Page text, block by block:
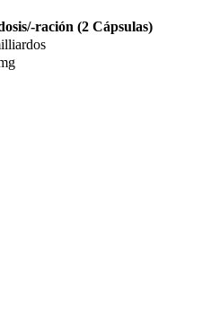
ración (2 Cápsulas)